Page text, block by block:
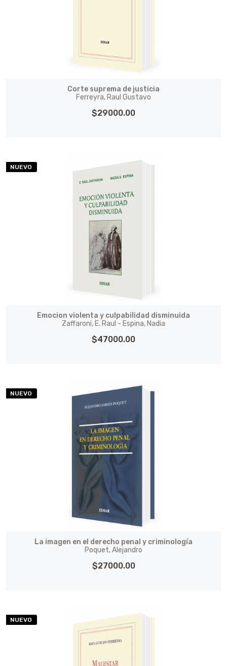
Corte suprema de justicia
Ferreyra, Raul Gustavo
$29000.00
NUEVO
Emocion violenta y culpabilidad disminuida
Zaffaroni, E. Raul - Espina, Nadia
$47000.00
NUEVO
La imagen en el derecho penal y criminología
Poquet, Alejandro
$27000.00
NUEVO